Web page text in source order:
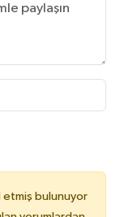
etmiş bulunuyor